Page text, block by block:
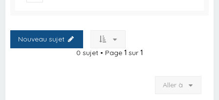
Nouveau sujet
0 sujet • Page 1 sur 1
Aller à